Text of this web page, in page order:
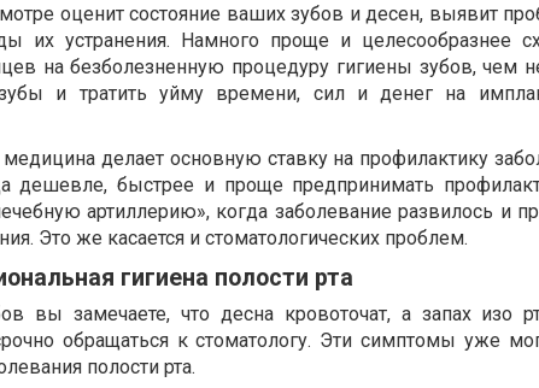
оценит состояние ваших зубов и десен, выявит
их устранения. Намного проще и целесообразнее
на безболезненную процедуру гигиены зубов, чем
и тратить уйму времени, сил и денег на
делает основную ставку на профилактику
дешевле, быстрее и проще предпринимать
артиллерию», когда заболевание развилось и
Это же касается и стоматологических проблем.
гигиена полости рта
вы замечаете, что десна кровоточат, а запах изо
обращаться к стоматологу. Эти симптомы уже
полости рта.